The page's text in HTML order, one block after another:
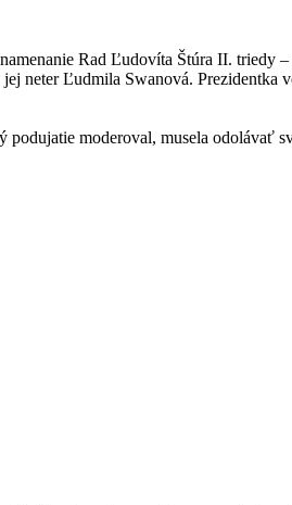
Rad Ľudovíta Štúra II. triedy
neter Ľudmila Swanová. Prezidentka
moderoval, musela odolávať